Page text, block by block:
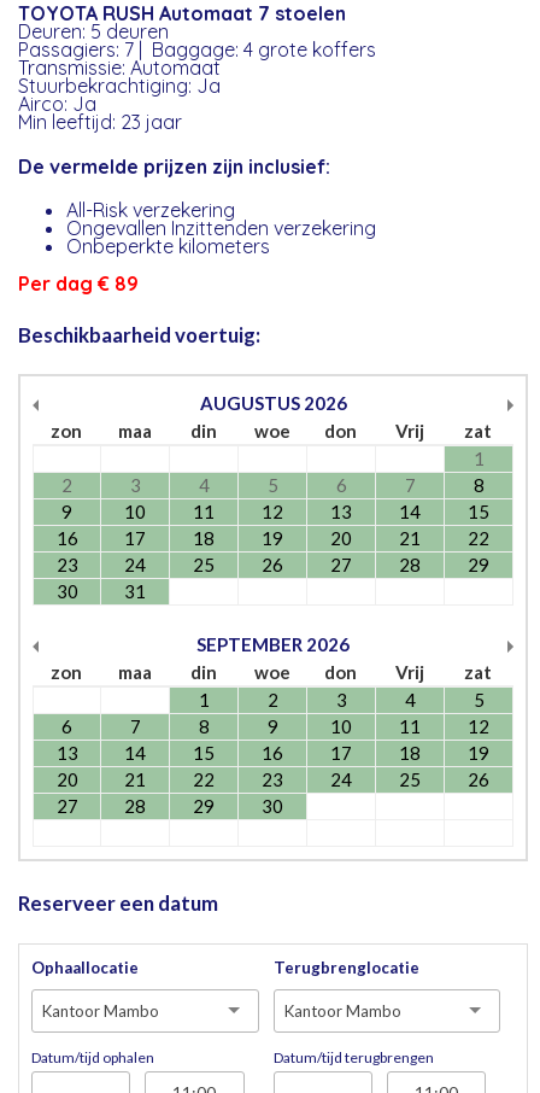
TOYOTA RUSH Automaat 7 stoelen​
Deuren: 5 deuren
Passagiers: 7 | Baggage: 4 grote koffers
Transmissie: Automaat
Stuurbekrachtiging: Ja
Airco: Ja
Min leeftijd: 23 jaar
De vermelde prijzen zijn inclusief:
All-Risk verzekering
Ongevallen Inzittenden verzekering
Onbeperkte kilometers
Per dag € 89
Beschikbaarheid voertuig:
AUGUSTUS 2026
zon
maa din woe don Vrij
zat
1
2
3 4 5 6 7
8
9
10 11 12 13 14
15
16
17 18 19 20 21
22
23
24 25 26 27 28
29
30
31
SEPTEMBER 2026
zon
maa din woe don Vrij
zat
1
2 3 4
5
6
7 8 9 10 11
12
13
14 15 16 17 18
19
20
21 22 23 24 25
26
27
28 29 30
Reserveer een datum
Ophaallocatie
Kantoor Mambo
Datum/tijd ophalen
Terugbrenglocatie
Kantoor Mambo
Datum/tijd terugbrengen